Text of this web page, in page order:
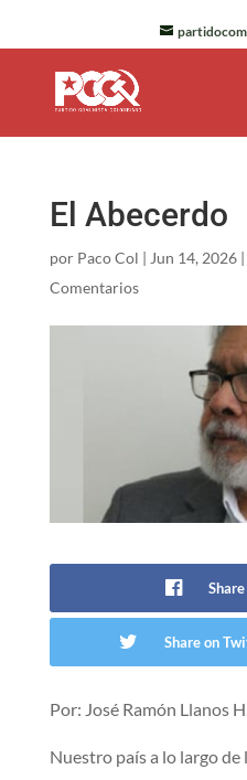
El Abecerdo
por Paco Col | Jun 14, 2026|
Comentarios
Share on
Por: José Ramón Llanos
Nuestro país a lo largo